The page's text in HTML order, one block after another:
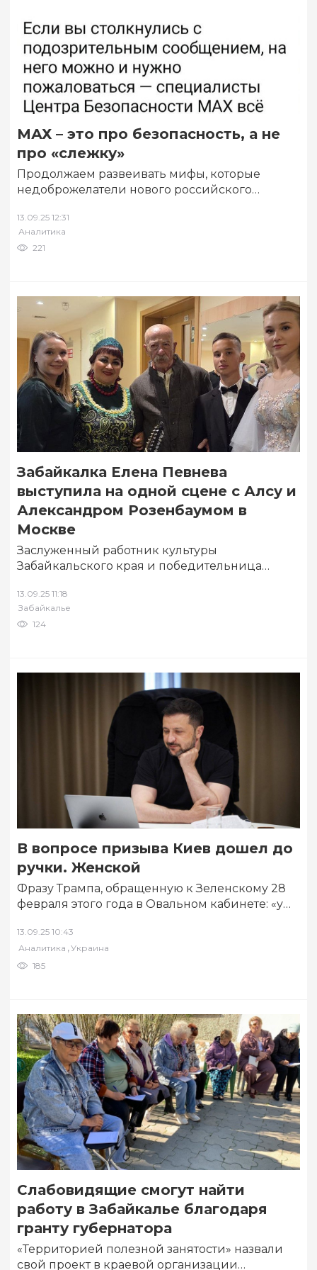
МАХ – это про безопасность, а не
про «слежку»
Продолжаем развеивать мифы, которые
недоброжелатели нового российского
пабликах и социальных сетях. Накануне мы
уже рассказали,…
13.09.25 12:31
Аналитика
221
Забайкалка Елена Певнева
выступила на одной сцене с Алсу и
Александром Розенбаумом в
Москве
Заслуженный работник культуры
Забайкальского края и победительница
Победа» Елена Певнева из Шилки 11
сентября…
13.09.25 11:18
Забайкалье
124
В вопросе призыва Киев дошел до
ручки. Женской
Фразу Трампа, обращенную к Зеленскому 28
февраля этого года в Овальном кабинете: «у
комедиант с…
13.09.25 10:43
Аналитика ,Украина
185
Слабовидящие смогут найти
работу в Забайкалье благодаря
гранту губернатора
«Территорией полезной занятости» назвали
свой проект в краевой организации